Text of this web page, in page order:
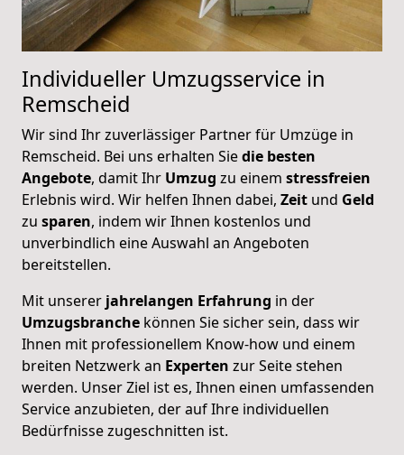
Individueller Umzugsservice in
Remscheid
Wir sind Ihr zuverlässiger Partner für Umzüge in
Remscheid. Bei uns erhalten Siedie besten
Angebote, damit Ihr Umzug zu einem stressfreien
Erlebnis wird. Wir helfen Ihnen dabei, Zeit und Geld
zu sparen, indem wir Ihnen kostenlos und
unverbindlich eine Auswahl an Angeboten
bereitstellen.
Mit unserer jahrelangen Erfahrung in der
Umzugsbranche können Sie sicher sein, dass wir
Ihnen mit professionellem Know-how und einem
breiten Netzwerk an Experten zur Seite stehen
werden. Unser Ziel ist es, Ihnen einen umfassenden
Service anzubieten, der auf Ihre individuellen
Bedürfnisse zugeschnitten ist.